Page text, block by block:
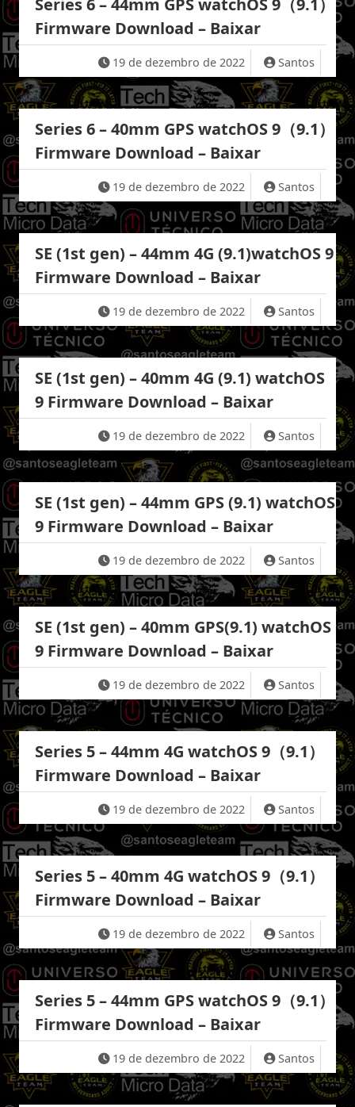
Series 6 – 44mm GPS watchOS 9（9.1）
Firmware Download – Baixar
19 de dezembro de 2022 Santos
Series 6 – 40mm GPS watchOS 9（9.1）
Firmware Download – Baixar
19 de dezembro de 2022 Santos
SE (1st gen) – 44mm 4G (9.1)watchOS 9
Firmware Download – Baixar
19 de dezembro de 2022 Santos
SE (1st gen) – 40mm 4G (9.1) watchOS
9 Firmware Download – Baixar
19 de dezembro de 2022 Santos
SE (1st gen) – 44mm GPS (9.1) watchOS
9 Firmware Download – Baixar
19 de dezembro de 2022 Santos
SE (1st gen) – 40mm GPS(9.1) watchOS
9 Firmware Download – Baixar
19 de dezembro de 2022 Santos
Series 5 – 44mm 4G watchOS 9（9.1）
Firmware Download – Baixar
19 de dezembro de 2022 Santos
Series 5 – 40mm 4G watchOS 9（9.1）
Firmware Download – Baixar
19 de dezembro de 2022 Santos
Series 5 – 44mm GPS watchOS 9（9.1）
Firmware Download – Baixar
19 de dezembro de 2022 Santos